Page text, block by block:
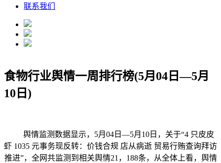
联系我们
食物行业舆情一周排行榜(5月04日—5月
10日)
舆情监测数据显示，5月04日—5月10日，关于“4 只皮皮
虾 1035 元事务现反转：价钱合规 店从病逝 贸易行贿查询拜访
推进”，全网共监测到相关舆情21，188条，从全体上看，舆情